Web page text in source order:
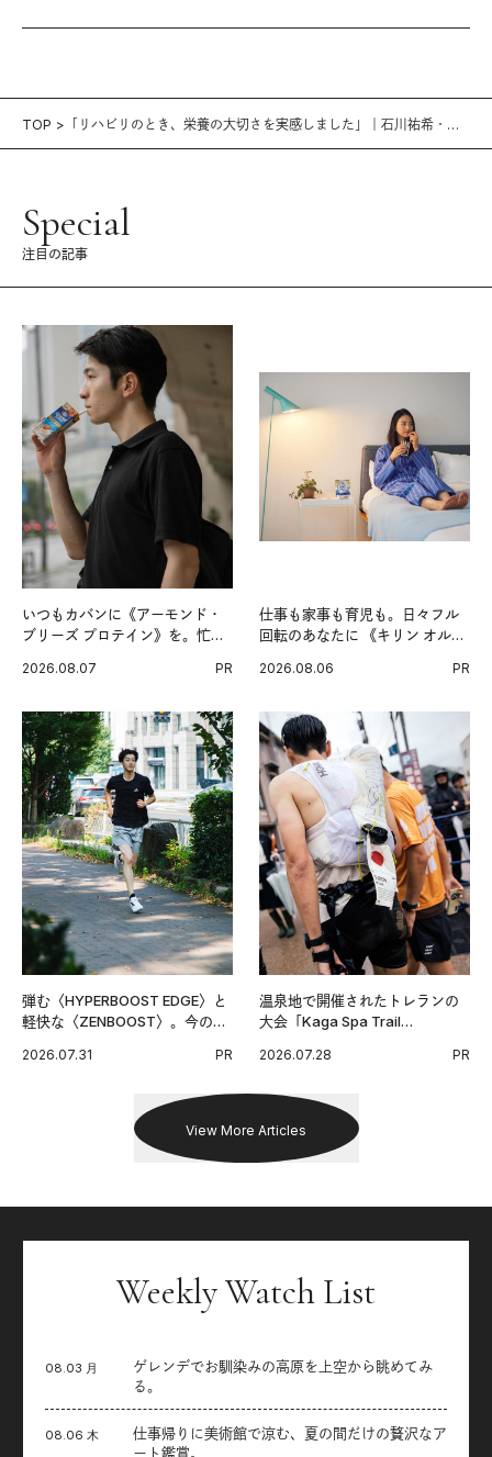
TOP
「リハビリのとき、栄養の大切さを実感しました」｜石川祐希・勝
Special
注目の記事
いつもカバンに《アーモンド・
ブリーズ プロテイン》を。忙し
グ習慣。
2026.08.07 PR
仕事も家事も育児も。日々フル
回転のあなたに 《キリン オルニ
2026.08.06 PR
弾む〈HYPERBOOST EDGE〉と
軽快な〈ZENBOOST〉。今の時
出した新機軸。
2026.07.31 PR
温泉地で開催されたトレランの
大会「Kaga Spa Trail
戦を夢見るランナーたちの奮闘
2026.07.28 PR
View More Articles
Weekly Watch List
08.03 月
ゲレンデでお馴染みの高原を上空から眺めてみ
る。
08.06 木
仕事帰りに美術館で涼む、夏の間だけの贅沢なア
ート鑑賞。